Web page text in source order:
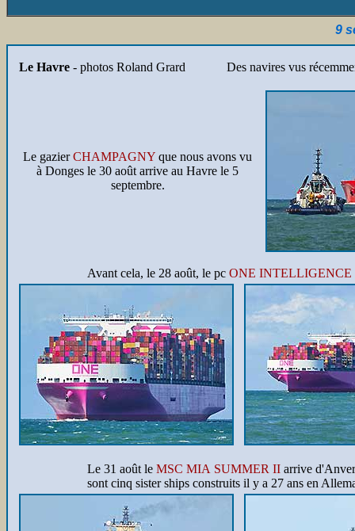
9
Le Havre - photos Roland Grard Des navires vus
Le gazierCHAMPAGNY que nous avons vu
à Donges le 30 août arrive au Havre le 5
septembre.
Avant cela, le 28 août, le pc ONE INTELLIGENCE
Le 31 août le MSC MIA SUMMER II arrive
sont cinq sister ships construits il y a 27 ans en